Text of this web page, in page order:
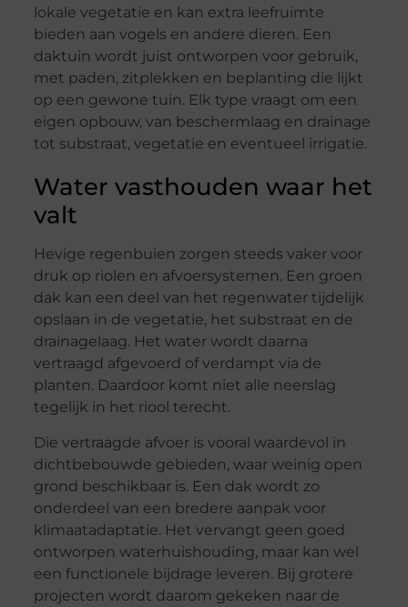
lokale vegetatie en kan extra leefruimte
bieden aan vogels en andere dieren. Een
daktuin wordt juist ontworpen voor gebruik,
met paden, zitplekken en beplanting die lijkt
op een gewone tuin. Elk type vraagt om een
eigen opbouw, van beschermlaag en drainage
tot substraat, vegetatie en eventueel irrigatie.
Water vasthouden waar het
valt
Hevige regenbuien zorgen steeds vaker voor
druk op riolen en afvoersystemen. Een groen
dak kan een deel van het regenwater tijdelijk
opslaan in de vegetatie, het substraat en de
drainagelaag. Het water wordt daarna
vertraagd afgevoerd of verdampt via de
planten. Daardoor komt niet alle neerslag
tegelijk in het riool terecht.
Die vertraagde afvoer is vooral waardevol in
dichtbebouwde gebieden, waar weinig open
grond beschikbaar is. Een dak wordt zo
onderdeel van een bredere aanpak voor
klimaatadaptatie. Het vervangt geen goed
ontworpen waterhuishouding, maar kan wel
een functionele bijdrage leveren. Bij grotere
projecten wordt daarom gekeken naar de